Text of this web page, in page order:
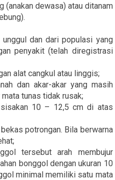
dewasa) atau ditanam
dan dari populasi yang
penyakit (telah diregistrasi
alat cangkul atau linggis;
dan akar-akar yang masih
tunas tidak rusak;
10 – 12,5 cm di atas
potrongan. Bila berwarna
tersebut arah membujur
bonggol dengan ukuran 10
minimal memiliki satu mata